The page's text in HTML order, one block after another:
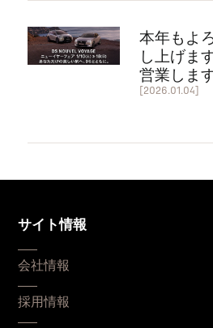
本年もよ
し上げま
営業しま
[2026.01.04]
サイト情報
会社情報
採用情報